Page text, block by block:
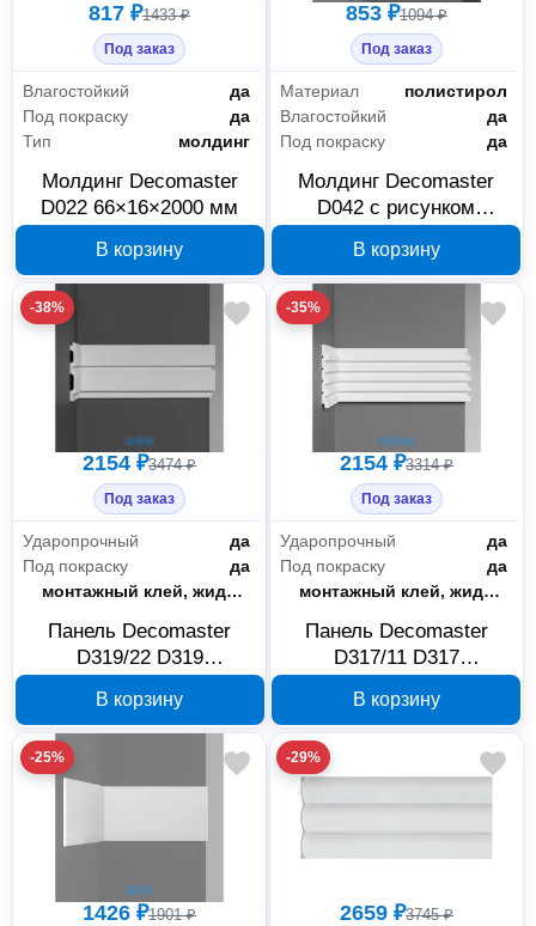
817 ₽1433 ₽
Под заказ
Влагостойкий
да
Под покраску
да
Тип
молдинг
Молдинг Decomaster
D022 66×16×2000 мм
В корзину
853 ₽1094 ₽
Под заказ
Материал
полистирол
Влагостойкий
да
Под покраску
да
Молдинг Decomaster
D042 с рисунком
В корзину
-38%
2154 ₽3474 ₽
Под заказ
Ударопрочный
да
Под покраску
да
Способ монтажа
монтажный клей, жидкие гвозди
Панель Decomaster
D319/22 D319
В корзину
-35%
2154 ₽3314 ₽
Под заказ
Ударопрочный
да
Под покраску
да
Способ монтажа
монтажный клей, жидкие гвозди
Панель Decomaster
D317/11 D317
В корзину
-25%
1426 ₽1901 ₽
-29%
2659 ₽3745 ₽